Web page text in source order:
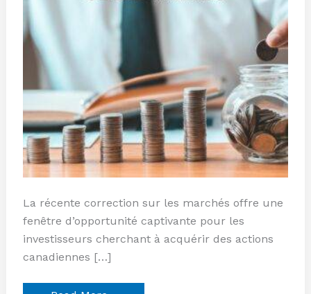
La récente correction sur les marchés offre une
fenêtre d’opportunité captivante pour les
investisseurs cherchant à acquérir des actions
canadiennes […]